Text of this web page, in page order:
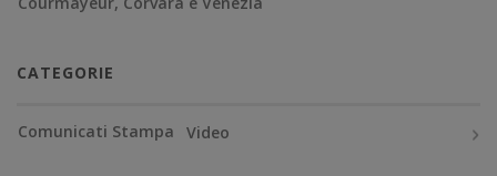
CATEGORIE
Comunicati Stampa Video